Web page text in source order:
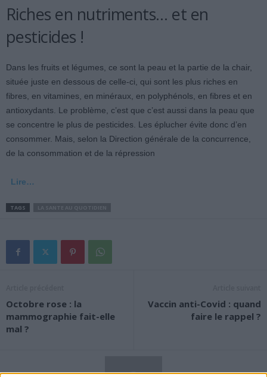
Riches en nutriments… et en
pesticides !
Dans les fruits et légumes, ce sont la peau et la partie de la chair,
située juste en dessous de celle-ci, qui sont les plus riches en
fibres, en vitamines, en minéraux, en polyphénols, en fibres et en
antioxydants. Le problème, c’est que c’est aussi dans la peau que
se concentre le plus de pesticides. Les éplucher évite donc d’en
consommer. Mais, selon la Direction générale de la concurrence,
de la consommation et de la répression
Lire…
TAGS
Octobre rose : la
mammographie fait-elle
mal ?
Vaccin anti-Covid : quand
faire le rappel ?